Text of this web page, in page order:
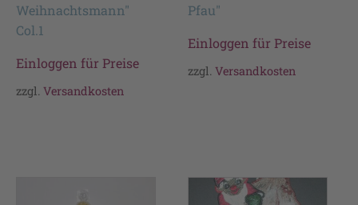
Weihnachtsmann"
Col.1
Einloggen für Preise
zzgl. Versandkosten
Pfau"
Einloggen für Preise
zzgl.Versandkosten